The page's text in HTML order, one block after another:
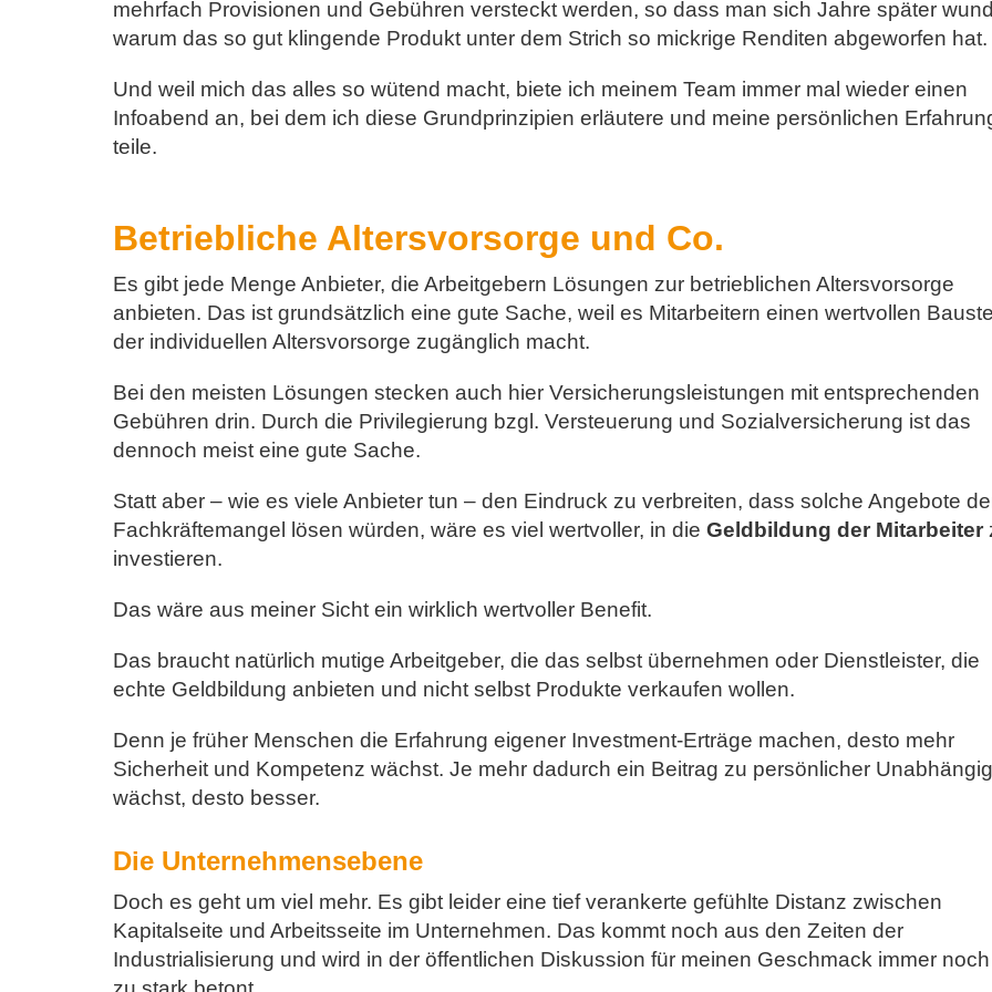
mehrfach Provisionen und Gebühren versteckt werden, so dass man sich Jahre später
warum das so gut klingende Produkt unter dem Strich so mickrige Renditen abgeworfen hat.
Und weil mich das alles so wütend macht, biete ich meinem Team immer mal wieder einen
Infoabend an, bei dem ich diese Grundprinzipien erläutere und meine persönlichen
teile.
Betriebliche Altersvorsorge und Co.
Es gibt jede Menge Anbieter, die Arbeitgebern Lösungen zur betrieblichen Altersvorsorge
anbieten. Das ist grundsätzlich eine gute Sache, weil es Mitarbeitern einen wertvollen
der individuellen Altersvorsorge zugänglich macht.
Bei den meisten Lösungen stecken auch hier Versicherungsleistungen mit entsprechenden
Gebühren drin. Durch die Privilegierung bzgl. Versteuerung und Sozialversicherung ist das
dennoch meist eine gute Sache.
Statt aber – wie es viele Anbieter tun – den Eindruck zu verbreiten, dass solche Angebote
Fachkräftemangel lösen würden, wäre es viel wertvoller, in die Geldbildung der Mitarbeiter
investieren.
Das wäre aus meiner Sicht ein wirklich wertvoller Benefit.
Das braucht natürlich mutige Arbeitgeber, die das selbst übernehmen oder Dienstleister, die
echte Geldbildung anbieten und nicht selbst Produkte verkaufen wollen.
Denn je früher Menschen die Erfahrung eigener Investment-Erträge machen, desto mehr
Sicherheit und Kompetenz wächst. Je mehr dadurch ein Beitrag zu persönlicher
wächst, desto besser.
Die Unternehmensebene
Doch es geht um viel mehr. Es gibt leider eine tief verankerte gefühlte Distanz zwischen
Kapitalseite und Arbeitsseite im Unternehmen. Das kommt noch aus den Zeiten der
Industrialisierung und wird in der öffentlichen Diskussion für meinen Geschmack immer noch